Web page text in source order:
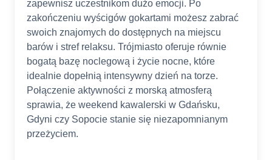
zapewnisz uczestnikom dużo emocji. Po
zakończeniu wyścigów gokartami możesz zabrać
swoich znajomych do dostępnych na miejscu
barów i stref relaksu. Trójmiasto oferuje równie
bogatą bazę noclegową i życie nocne, które
idealnie dopełnią intensywny dzień na torze.
Połączenie aktywności z morską atmosferą
sprawia, że weekend kawalerski w Gdańsku,
Gdyni czy Sopocie stanie się niezapomnianym
przeżyciem.